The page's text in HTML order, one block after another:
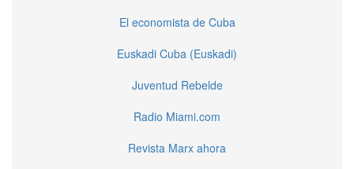
El economista de Cuba
Euskadi Cuba (Euskadi)
Juventud Rebelde
Radio Miami.com
Revista Marx ahora